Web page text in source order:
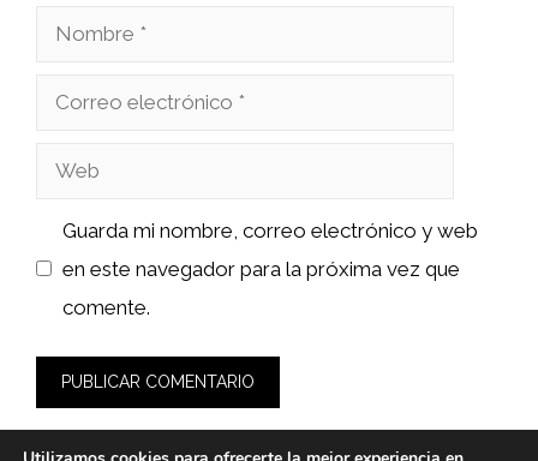
Nombre
Correo
Web
Guarda mi nombre, correo electrónico y web
en este navegador para la próxima vez que
comente.